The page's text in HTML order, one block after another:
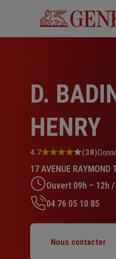
D.
HENRY
Note
4.7
sur
5
étoiles
4.7 (38)
17 AVENUE RAYMOND
Mardi : 09h – 12h /
Mercredi : 09h –
Jeudi : 09h – 12h /
04 76 05 10 85
Nous contacter